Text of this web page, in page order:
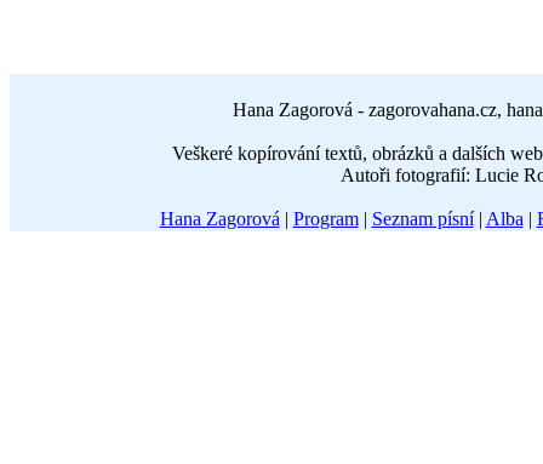
Hana Zagorová - zagorovahana.cz,
Veškeré kopírování textů, obrázků a dalších
Autoři fotografií: Lucie
Hana Zagorová | Program| Seznam písní| Alba |